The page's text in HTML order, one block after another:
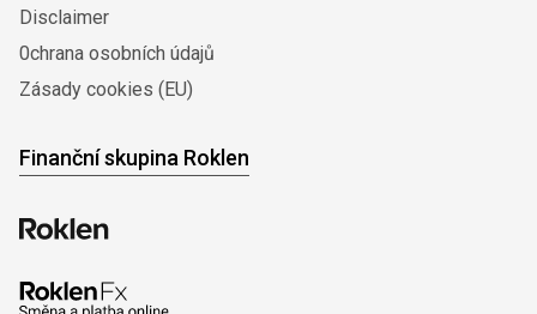
Disclaimer
0chrana osobních údajů
Zásady cookies (EU)
Finanční skupina Roklen